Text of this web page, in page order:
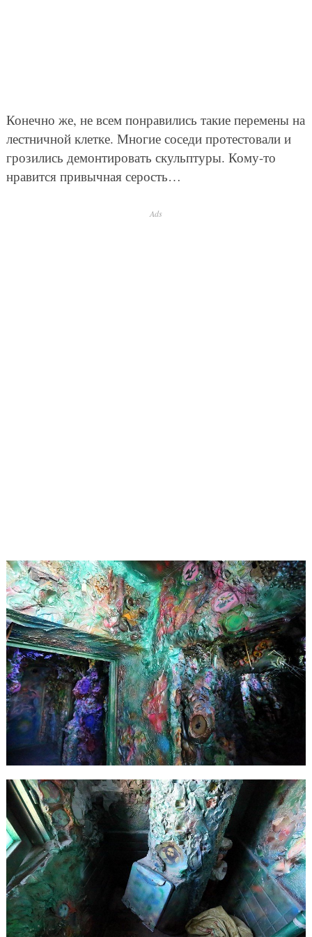
Конечно же, не всем понравились такие перемены на
лестничной клетке. Многие соседи протестовали и
грозились демонтировать скульптуры. Кому-то
нравится привычная серость…
Ads